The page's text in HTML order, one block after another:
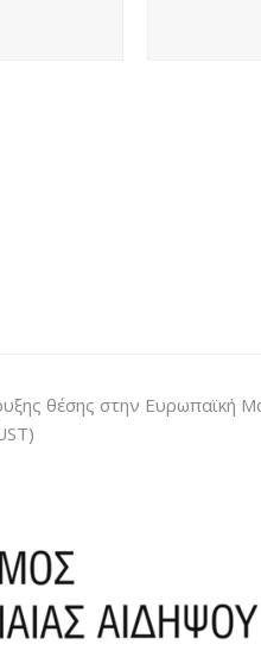
θέσης στην Ευρωπαϊκή